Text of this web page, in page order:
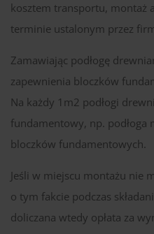
kosztem transportu, montaż
terminie ustalonym przez
Zamawiając podłogę
zapewnienia bloczków
Na każdy 1m2 podłogi
fundamentowy, np. podłoga
bloczków fundamentowych.
Jeśli w miejscu montażu nie
o tym fakcie podczas
doliczana wtedy opłata za